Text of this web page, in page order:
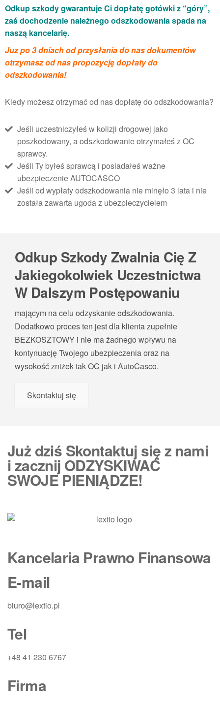
Odkup szkody gwarantuje Ci dopłatę gotówki z “góry”,
zaś dochodzenie należnego odszkodowania spada na
naszą kancelarię.
Juz po 3 dniach od przysłania do nas dokumentów
otrzymasz od nas propozycję dopłaty do
odszkodowania!
Kiedy możesz otrzymać od nas dopłatę do odszkodowania?
Jeśli uczestniczyłeś w kolizji drogowej jako
poszkodowany, a odszkodowanie otrzymałeś z OC
sprawcy.
Jeśli Ty byłeś sprawcą i posiadałeś ważne
ubezpieczenie AUTOCASCO
Jeśli od wypłaty odszkodowania nie minęło 3 lata i nie
została zawarta ugoda z ubezpieczycielem
Odkup Szkody Zwalnia Cię Z
Jakiegokolwiek Uczestnictwa
W Dalszym Postępowaniu
mającym na celu odzyskanie odszkodowania.
Dodatkowo proces ten jest dla klienta zupełnie
BEZKOSZTOWY i nie ma żadnego wpływu na
kontynuację Twojego ubezpieczenia oraz na
wysokość zniżek tak OC jak i AutoCasco.
Skontaktuj się
Już dziś Skontaktuj się z nami
i zacznij ODZYSKIWAĆ
SWOJE PIENIĄDZE!
Kancelaria Prawno Finansowa
E-mail
biuro@lextio.pl
Tel
+48 41 230 6767
Firma